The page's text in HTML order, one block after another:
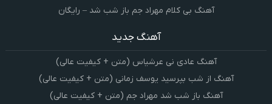
آهنگ بی کلام مهراد جم باز شب شد – رایگان
آهنگ جدید
آهنگ عادی نی عرشیاس (متن + کیفیت عالی)
آهنگ از شب بپرسید یوسف زمانی (متن + کیفیت عالی)
آهنگ باز شب شد مهراد جم (متن + کیفیت عالی)